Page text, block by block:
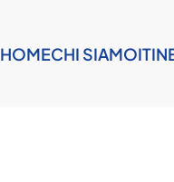
HOMECHI SIAMO